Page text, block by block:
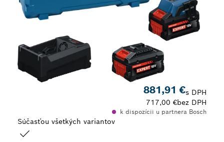
881,91 €s DPH
717,00 €bez DPH
k dispozícii u partnera Bosch
Súčasťou všetkých variantov